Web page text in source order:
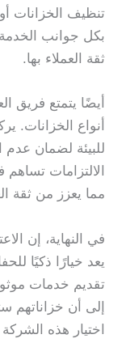
تنظيف الخزانات أو
بكل جوانب
ثقة العملاء بها.
أيضًا يتمتع فريق
أنواع الخزانات.
للبيئة لضمان عدم
الالتزامات
مما يعزز من ثقة
في النهاية، إن
يعد خيارًا ذكيًا
تقديم خدمات
إلى أن خزاناتهم
اختيار هذه